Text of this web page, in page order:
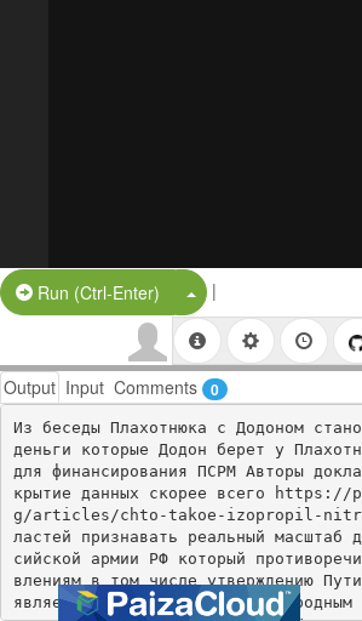
Run (Ctrl-Enter) Split Button!
|
Output Input Comments 0
Из беседы Плахотнюка с Додоном
деньги которые Додон берет у
для финансирования ПСРМ Авторы
крытие данных скорее всего https://
g/articles/chto-takoe-izopropil-
ластей признавать реальный масштаб
сийской армии РФ который
влениям в том числе утверждению
является единым сплоченным